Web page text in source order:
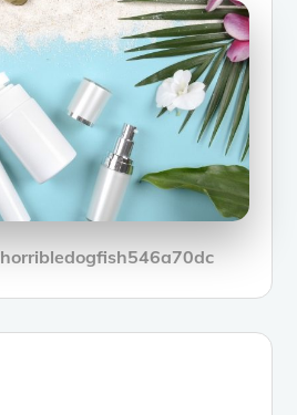
horribledogfish546a70dc